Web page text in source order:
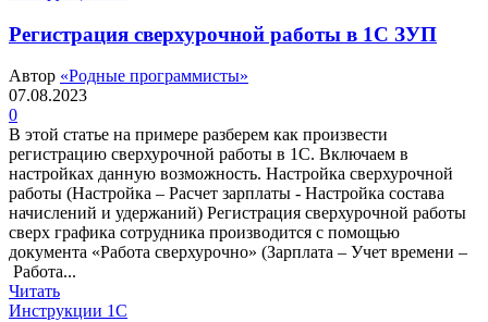
Регистрация сверхурочной работы в 1С ЗУП
Автор «Родные программисты»
07.08.2023
0
В этой статье на примере разберем как произвести
регистрацию сверхурочной работы в 1С. Включаем в
настройках данную возможность. Настройка сверхурочной
работы (Настройка – Расчет зарплаты - Настройка состава
начислений и удержаний) Регистрация сверхурочной работы
сверх графика сотрудника производится с помощью
документа «Работа сверхурочно» (Зарплата – Учет времени –
Работа...
Читать
Инструкции 1С